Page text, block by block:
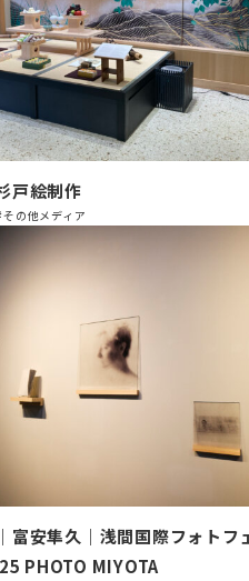
戸絵制作
の他メディア
富安隼久｜浅間国際フォトフ
PHOTO MIYOTA